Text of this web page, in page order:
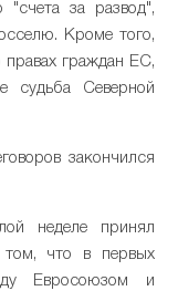
"счета за развод",
Кроме того,
граждан ЕС,
судьба Северной
закончился
неделе принял
что в первых
Евросоюзом и